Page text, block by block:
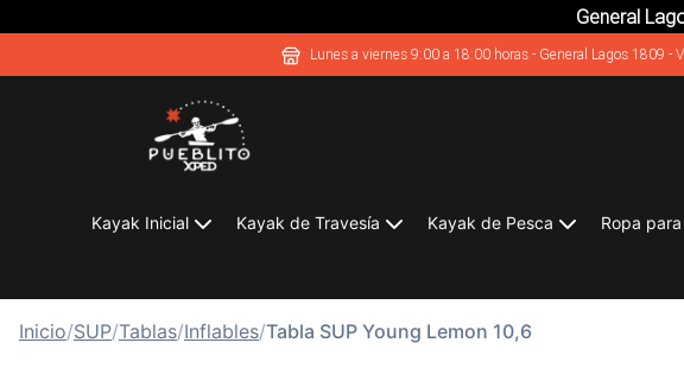
General
Lunes a viernes 9:00 a 18:00 horas - General Lagos 1809 -
Kayak Inicial Kayak de Travesía Kayak de Pesca Ropa
Inicio/SUP/Tablas/Inflables/Tabla SUP Young Lemon 10,6